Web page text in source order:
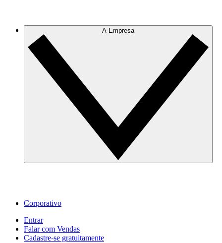
A Empresa
Corporativo
Entrar
Falar com Vendas
Cadastre‐se gratuitamente